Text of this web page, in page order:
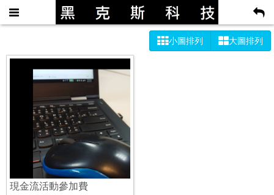
小圖排列 大圖排列
現金流活動參加費